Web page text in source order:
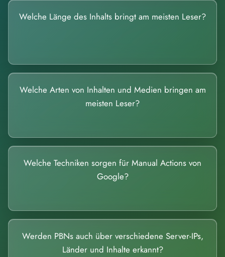
Welche Länge des Inhalts bringt am meisten Leser?
Welche Arten von Inhalten und Medien bringen am
meisten Leser?
Welche Techniken sorgen für Manual Actions von
Google?
Werden PBNs auch über verschiedene Server-IPs,
Länder und Inhalte erkannt?